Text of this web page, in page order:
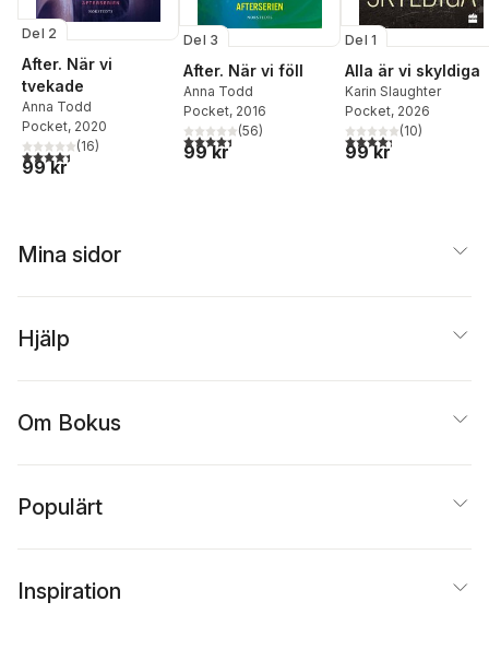
Del 2
After. När vi
tvekade
Anna Todd
Pocket, 2020
4,4utav 5 stjärnor. Totalt antal röster:
(16)
99 kr
Del 3
After. När vi föll
Anna Todd
Pocket, 2016
4,4utav 5 stjärnor. Totalt antal röster:
(56)
99 kr
Del 1
Alla är vi skyldiga
Karin Slaughter
Pocket, 2026
4,3utav 5 stjärnor.
(10)
99 kr
Mina sidor
Hjälp
Om Bokus
Populärt
Inspiration